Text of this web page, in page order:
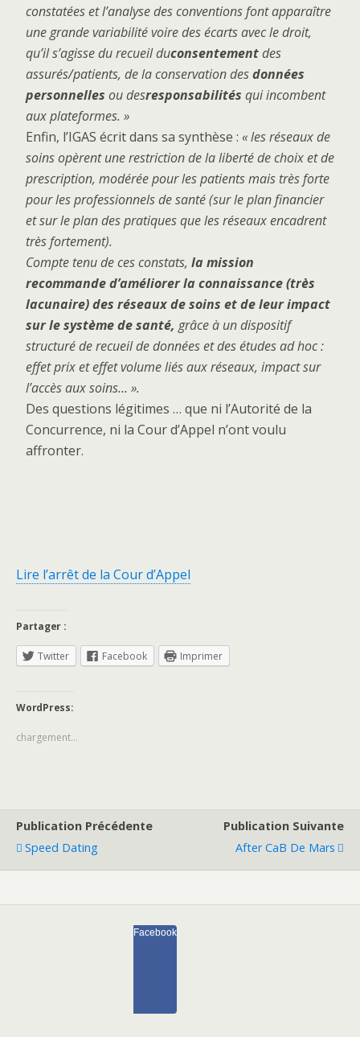
constatées et l’analyse des conventions font apparaître
une grande variabilité voire des écarts avec le droit,
qu’il s’agisse du recueil duconsentementdes
assurés/patients, de la conservation desdonnées
personnelles ou desresponsabilités qui incombent
aux plateformes. »
Enfin, l’IGAS écrit dans sa synthèse : « les réseaux de
soins opèrent une restriction de la liberté de choix et de
prescription, modérée pour les patients mais très forte
pour les professionnels de santé (sur le plan financier
et sur le plan des pratiques que les réseaux encadrent
très fortement).
Compte tenu de ces constats, la mission
recommande d’améliorer la connaissance (très
lacunaire) des réseaux de soins et de leur impact
sur le système de santé, grâce à un dispositif
structuré de recueil de données et des études ad hoc :
effet prix et effet volume liés aux réseaux, impact sur
l’accès aux soins… ».
Des questions légitimes … que ni l’Autorité de la
Concurrence, ni la Cour d’Appel n’ont voulu
affronter.
Lire l’arrêt de la Cour d’Appel
Partager :
Twitter Facebook Imprimer
WordPress:
chargement…
Publication Précédente
Speed Dating
Publication Suivante
After CaB De Mars
Facebook